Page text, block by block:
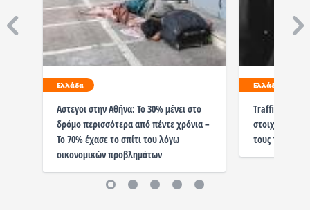
Ελλάδα
Αστεγοι στην Αθήνα: Το 30% μένει στο
δρόμο περισσότερα από πέντε χρόνια –
Το 70% έχασε το σπίτι του λόγω
οικονομικών προβλημάτων
Ελλάδα
Trafficking
στοιχεία –
τους 108